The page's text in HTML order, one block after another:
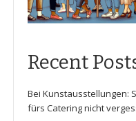
Recent
Bei Kunstausstellungen:
fürs Catering nicht